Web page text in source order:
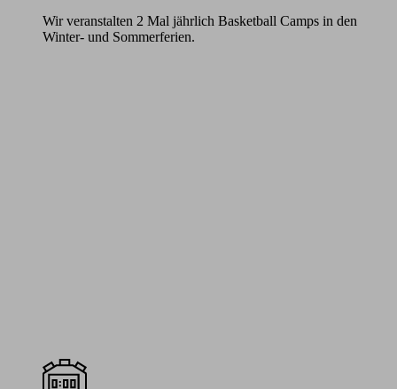
Wir veranstalten 2 Mal jährlich Basketball Camps in den
Winter- und Sommerferien.